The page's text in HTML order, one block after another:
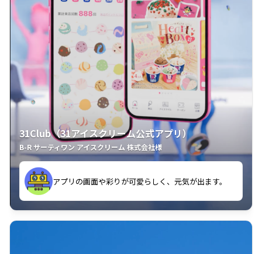
31Club（31アイスクリーム公式アプリ）
B-R サーティワン アイスクリーム 株式会社様
アプリの画面や彩りが可愛らしく、元気が出ます。
クラスごとに特典があるようなので使うのが楽しいで
す。